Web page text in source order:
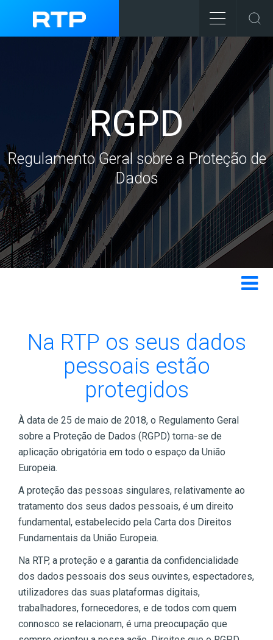
RGPD
Regulamento Geral sobre a Proteção de
Dados
Toggle
Na RTP os seus dados
pessoais estão
protegidos
À data de 25 de maio de 2018, o Regulamento Geral
sobre a Proteção de Dados (RGPD) torna-se de
aplicação obrigatória em todo o espaço da União
Europeia.
A proteção das pessoas singulares, relativamente ao
tratamento dos seus dados pessoais, é um direito
fundamental, estabelecido pela Carta dos Direitos
Fundamentais da União Europeia.
Na RTP, a proteção e a garantia da confidencialidade
dos dados pessoais dos seus ouvintes, espectadores,
utilizadores das suas plataformas digitais,
trabalhadores, fornecedores, e de todos com quem
connosco se relacionam, é uma preocupação que